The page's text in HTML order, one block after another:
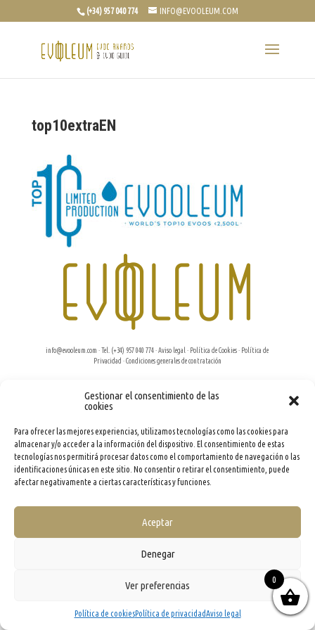
Gestionar el consentimiento de las
cookies
Para ofrecer las mejores experiencias, utilizamos tecnologías como las cookies para
almacenar y/o acceder a la información del dispositivo. El consentimiento de estas
tecnologías nos permitirá procesar datos como el comportamiento de navegación o las
identificaciones únicas en este sitio. No consentir o retirar el consentimiento, puede
afectar negativamente a ciertas características y funciones.
Aceptar
Denegar
Ver preferencias
Política de cookiesPolítica de privacidadAviso legal
(+34) 957 040 774 INFO@EVOOLEUM.COM
top10extraEN
info@evooleum.com · Tel. (+34) 957 040 774 ·Aviso legal · Política de Cookies· Política de
Privacidad ·Condiciones generales de contratación
0